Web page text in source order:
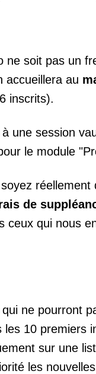
ne soit pas un
accueillera au
inscrits).
une session
le module
réellement
de
ceux qui nous
ne pourront
les 10 premiers
sur une
les